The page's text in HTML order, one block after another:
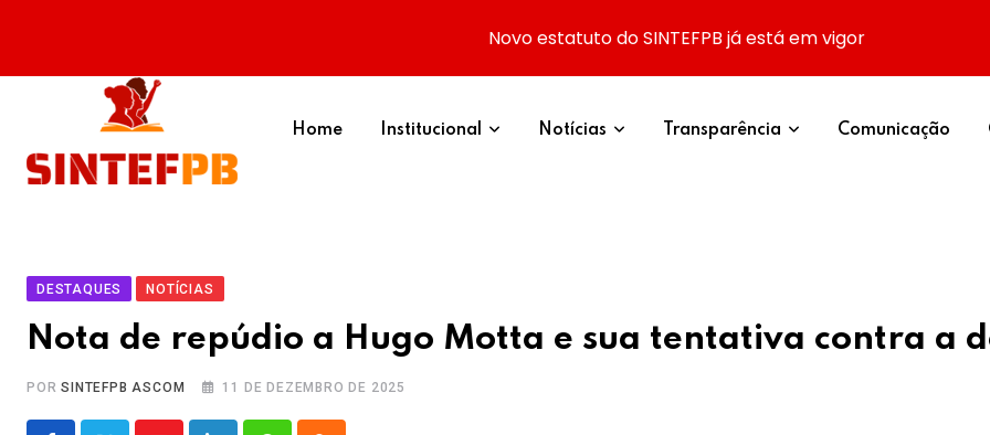
content
Home Institucional Notícias Transparência Comunicação
DESTAQUES NOTÍCIAS
Nota de repúdio a Hugo Motta e sua tentativa contra a
PORSINTEFPB ASCOM 11 DE DEZEMBRO DE 2025
Novo estatuto do SINTEFPB já está em vigor